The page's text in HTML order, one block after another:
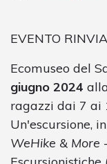
EVENTO
Ecomuseo del
giugno 2024
ragazzi dai 7 ai
Un'escursione,
WeHike & More